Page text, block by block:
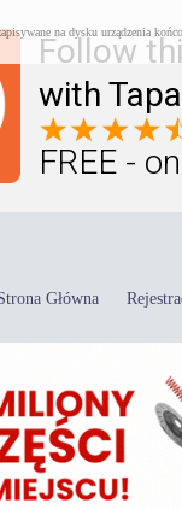
Follow
with
FREE -
na dysku urządzenia
Główna